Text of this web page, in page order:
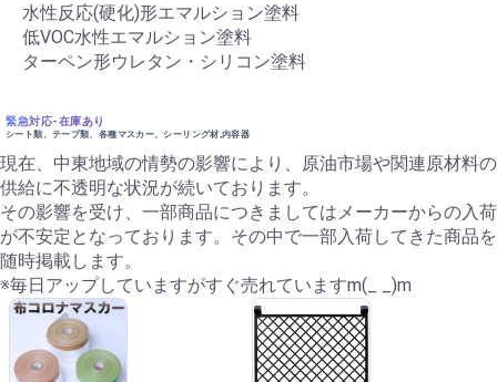
水性反応(硬化)形エマルション塗料
低VOC水性エマルション塗料
ターペン形ウレタン・シリコン塗料
緊急対応-在庫あり
シート類、テープ類、各種マスカー、シーリング材,内容器
現在、中東地域の情勢の影響により、原油市場や関連原材料の
供給に不透明な状況が続いております。
その影響を受け、一部商品につきましてはメーカーからの入荷
が不安定となっております。その中で一部入荷してきた商品を
随時掲載します。
※毎日アップしていますがすぐ売れていますm(_ _)m